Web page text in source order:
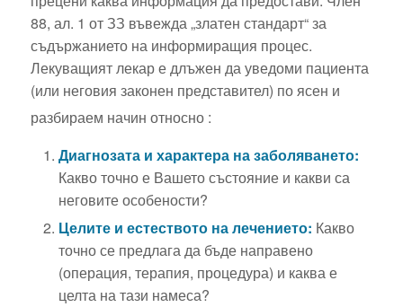
88, ал. 1 от ЗЗ въвежда „златен стандарт“ за
съдържанието на информиращия процес.
Лекуващият лекар е длъжен да уведоми пациента
(или неговия законен представител) по ясен и
разбираем начин относно :
Диагнозата и характера на заболяването:
Какво точно е Вашето състояние и какви са
неговите особености?
Целите и естеството на лечението: Какво
точно се предлага да бъде направено
(операция, терапия, процедура) и каква е
целта на тази намеса?